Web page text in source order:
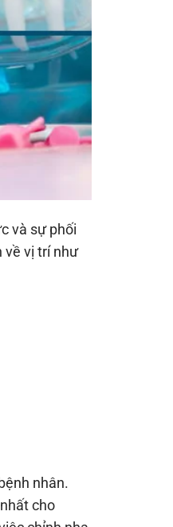
và sự phối
về vị trí như
nhân.
cho